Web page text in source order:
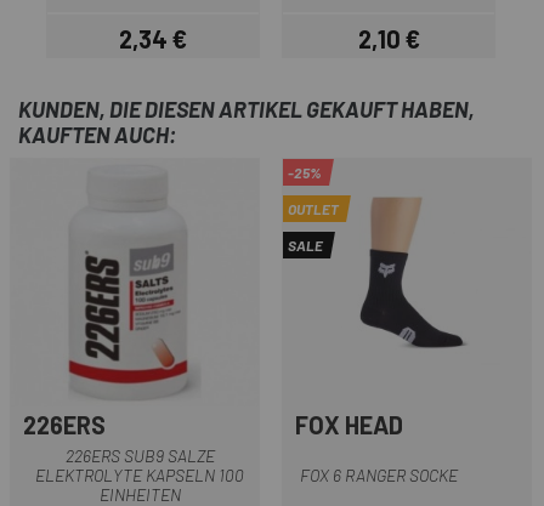
Preis
2,34 € Preis
2,10 €
KUNDEN, DIE DIESEN ARTIKEL GEKAUFT HABEN,
KAUFTEN AUCH:
226ERS
226ERS SUB9 SALZE
ELEKTROLYTE KAPSELN 100
EINHEITEN
-25%
OUTLET
SALE
FOX HEAD
FOX 6 RANGER SOCKE